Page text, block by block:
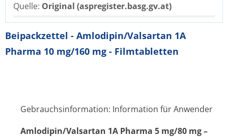
Quelle: Original (aspregister.basg.gv.at)
Beipackzettel - Amlodipin/Valsartan 1A
Pharma 10 mg/160 mg - Filmtabletten
Gebrauchsinformation: Information für Anwender
Amlodipin/Val­sartan 1A Pharma 5 mg/80 mg –